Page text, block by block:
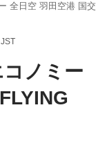
全日空 羽田空港 国交
ャンペーン
コノミー